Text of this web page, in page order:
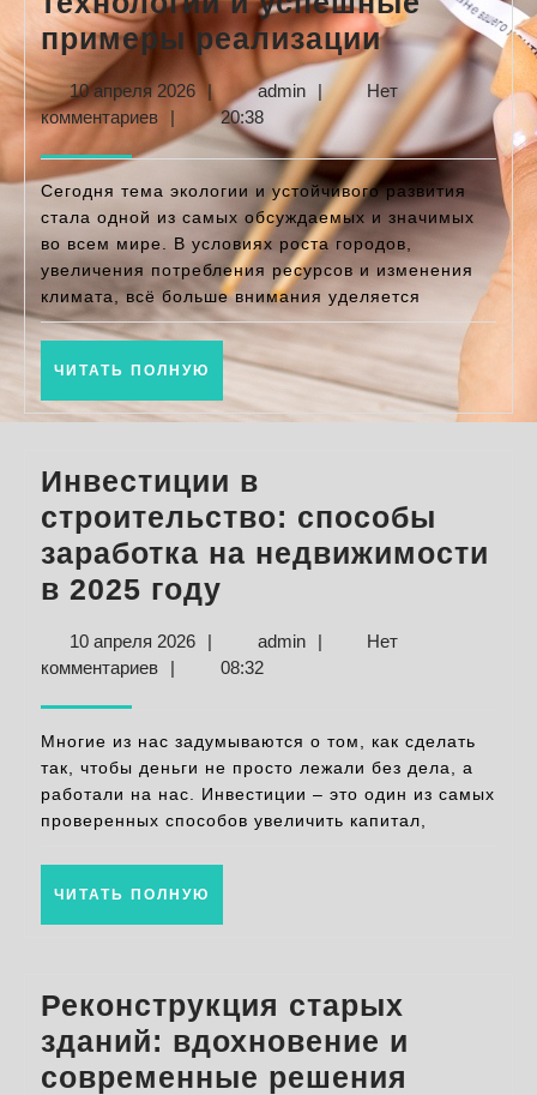
примеры реализации
лучшие
и
примеры
10 апреля 202610
апреля
2026
| adminadmin
|
Нет
комментариев
| 20:38
Сегодня тема экологии и устойчивого развития
стала одной из самых обсуждаемых и значимых
во всем мире. В условиях роста городов,
увеличения потребления ресурсов и изменения
климата, всё больше внимания уделяется
ЧИТАТЬ ПОЛНУЮ ЧИТАТЬ
Инвестиции в
строительство: способы
заработка на недвижимости
в 2025 году
строительство:
заработка
на
недвижимости
2025
10 апреля 202610
апреля
| adminadmin
|
Нет
комментариев
| 08:32
Многие из нас задумываются о том, как сделать
так, чтобы деньги не просто лежали без дела, а
работали на нас. Инвестиции – это один из самых
проверенных способов увеличить капитал,
ЧИТАТЬ ПОЛНУЮ
Реконструкция старых
зданий: вдохновение и
современные решения